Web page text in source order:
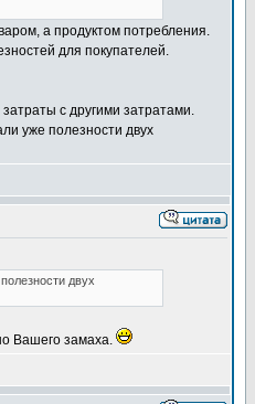
а продуктом потребления.
для покупателей.
с другими затратами.
уже полезности двух
двух
Вашего замаха.